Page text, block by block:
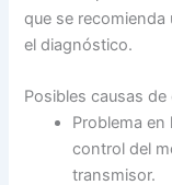
que se recomienda
el diagnóstico.
Posibles causas
Problema
control del
transmisor.